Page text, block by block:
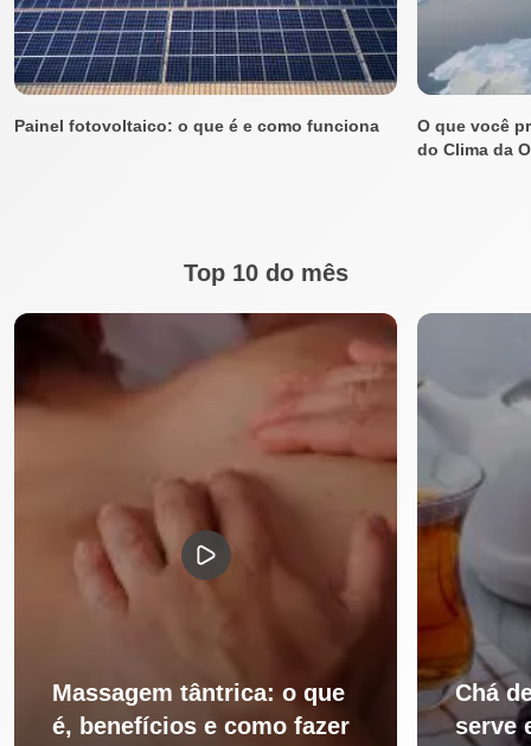
Painel fotovoltaico: o que é e como funciona
O que você
do Clima da
Top 10 do mês
Massagem tântrica: o que
é, benefícios e como fazer
Chá
serve